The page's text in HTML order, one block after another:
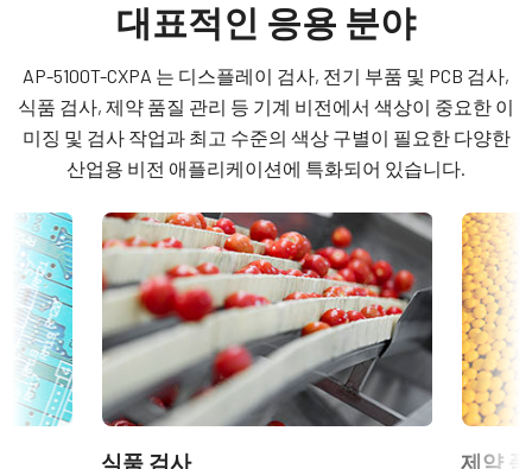
Area Scan
컬러 / 모노
Color
라이트 스펙트럼
해상도
5.1 MP
해상도 WxH
2464 x 2056 px
프레임 속도 / 라인 속도
75 fps
Datasheet - AP-5100T-CXPA
Manual - AP-5100T-CXPA
Compliance documents
RoHS Declaration - AP-5100T-CXPA
CE Certificate – AP-5100T-CXPA
Other documents
Brochure - Apex Series - Korean
Camera Selection Guide - Korean
Application - Flat panel display inspection with Apex
(LKK-IO-12PF-DM)
히로세(Hirose) 호환 커넥터
길이: 2미터, 5미터 또는 10미터
참고: 본 제품은 카메라와 함께 주문해야만 합니다(단독 주문 불
가).
데이터시트 다운로드
프리즘 최적화 렌즈 시리즈
대표적인 응용 분야
AP-5100T-CXPA 는 디스플레이 검사, 전기 부품 및 PCB 검사,
식품 검사, 제약 품질 관리 등 기계 비전에서 색상이 중요한 이
미징 및 검사 작업과 최고 수준의 색상 구별이 필요한 다양한
산업용 비전 애플리케이션에 특화되어 있습니다.
식품 검사​ 제약